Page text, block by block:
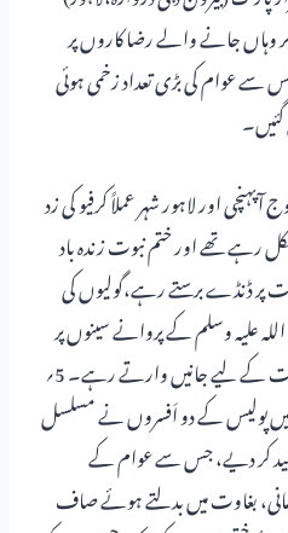
وہاں جانے والے رضا کاروں پر
سے عوام کی بڑی تعداد زخمی ہوئی
فوج آپہنچی اور لاہور شہر عملاً کرفیو کی زد
رہے تھے اور ختم نبوت زندہ باد
پر ڈنڈے برستے رہے،گولیوں کی
علیہ وسلم کے پروانے سینوں پر
گولیاں کھا کھا کرتحفظِ ناموسِ رسالت کے لیے جانیں وارتے رہے۔ 5؍
لاہور میں پولیس کے دو اَفسروں نے مسلسل
کر دیے، جس سے عوام کے
بغاوت میں بدلتے ہوئے صاف